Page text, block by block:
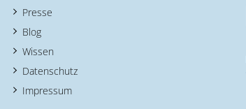
Presse
Blog
Wissen
Datenschutz
Impressum